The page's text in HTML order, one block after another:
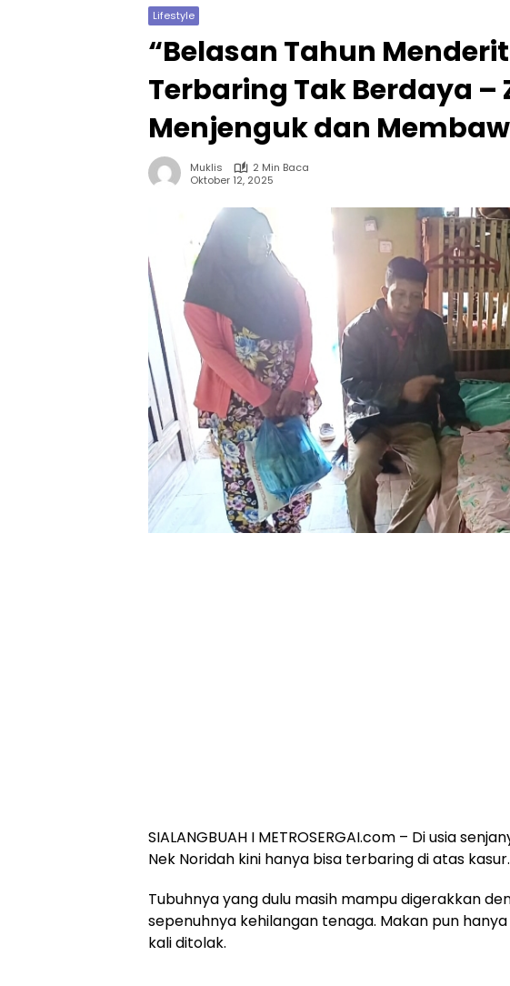
Lifestyle
“Belasan Tahun
Terbaring Tak Berdaya
Menjenguk dan
Muklis
2 Min Baca
Oktober 12, 2025
SIALANGBUAH I METROSERGAI.com – Di usia
Nek Noridah kini hanya bisa terbaring di atas kasur.
Tubuhnya yang dulu masih mampu digerakkan
sepenuhnya kehilangan tenaga. Makan pun
kali ditolak.